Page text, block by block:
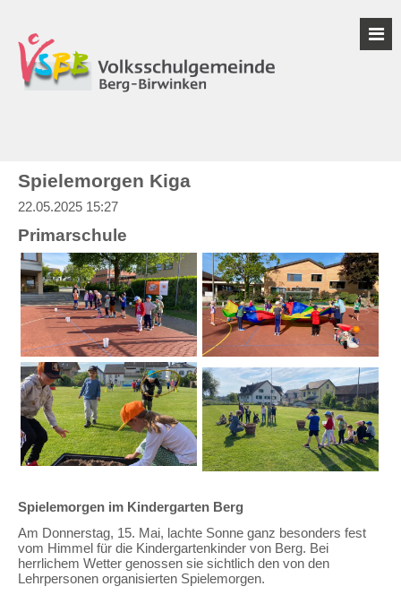
Spielemorgen Kiga
22.05.2025 15:27
Primarschule
Spielemorgen im Kindergarten Berg
Am Donnerstag, 15. Mai, lachte Sonne ganz besonders fest
vom Himmel für die Kindergartenkinder von Berg. Bei
herrlichem Wetter genossen sie sichtlich den von den
Lehrpersonen organisierten Spielemorgen.